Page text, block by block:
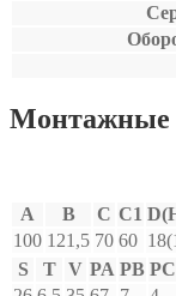
Монтажные
A B C C1
100 121,5 70 60
S
T V PA PB PC